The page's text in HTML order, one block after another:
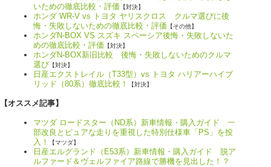
いための徹底比較・評価 【対決】
ホンダ WR-V vs トヨタ ヤリスクロス クルマ選びに後
悔・失敗しないための徹底比較・評価 【その他】
ホンダN-BOX VS スズキ スペーシア後悔・失敗しないた
めの徹底比較・評価 【対決】
ホンダN-BOX新旧比較 後悔・失敗しないためのクルマ
選び 【対決】
日産エクストレイル（T33型）vs トヨタ ハリアーハイブ
リッド（80系）徹底比較！
【対決】
【オススメ記事】
マツダ ロードスター（ND系）新車情報・購入ガイド 一
部改良とピュアな走りを重視した特別仕様車「PS」を投
入！
【マツダ】
日産エルグランド（E53系）新車情報・購入ガイド 脱ア
ルファード＆ヴェルファイア路線で勝機を見出した！？